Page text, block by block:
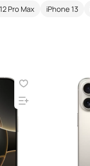
Pro Max iPhone 13